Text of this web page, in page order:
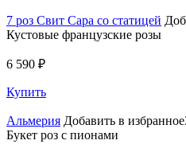
7 роз Свит Сара со статицей
Кустовые французские розы
6 590 ₽
Купить
Альмерия Добавить в
Букет роз с пионами